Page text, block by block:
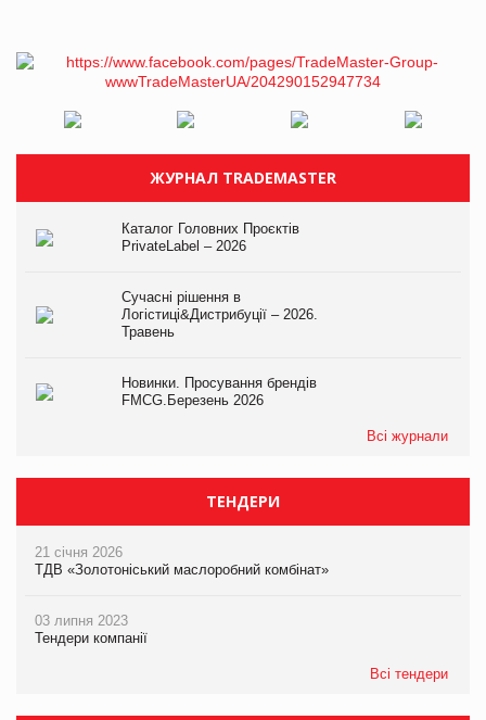
ЖУРНАЛ TRADEMASTER
Каталог Головних Проєктів
PrivateLabel – 2026
Сучасні рішення в
Логістиці&Дистрибуції – 2026.
Травень
Новинки. Просування брендів
FMCG.Березень 2026
Всі журнали
ТЕНДЕРИ
21 січня 2026
ТДВ «Золотоніський маслоробний комбінат»
03 липня 2023
Тендери компанії
Всі тендери